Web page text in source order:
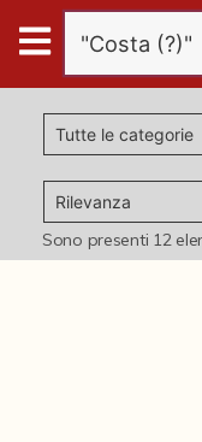
Digital
Humanities
Donazioni
Pubblicazioni
Sono presenti 12